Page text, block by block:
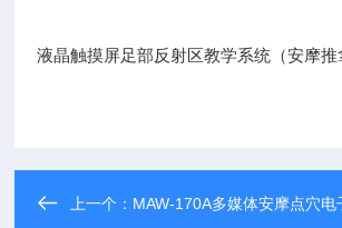
液晶触摸屏足部反射区教学系统（安摩推
上一个： MAW-170A多媒体安摩点穴电子人